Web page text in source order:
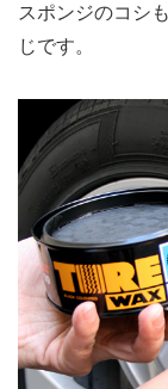
スポンジのコシ
じです。